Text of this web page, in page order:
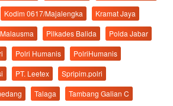
Kodim 0617/Majalengka
Kramat Jaya
Malausma Pilkades Balida
Polda Jabar
Polri Humanis
PolriHumanis
PT. Leetex
Spripim.polri
Talaga
Tambang Galian C